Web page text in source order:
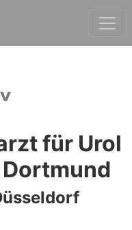
für Urol